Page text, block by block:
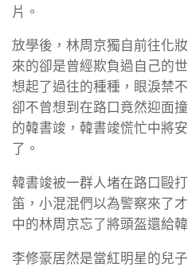
片。
放學後，林周京獨自前往化
來的卻是曾經欺負過自己的
想起了過往的種種，眼淚禁
卻不曾想到在路口竟然迎面
的韓書竣，韓書竣慌忙中將
了。
韓書竣被一群人堵在路口毆
笛，小混混們以為警察來了
中的林周京忘了將頭盔還給韓
李修豪居然是當紅明星的兒